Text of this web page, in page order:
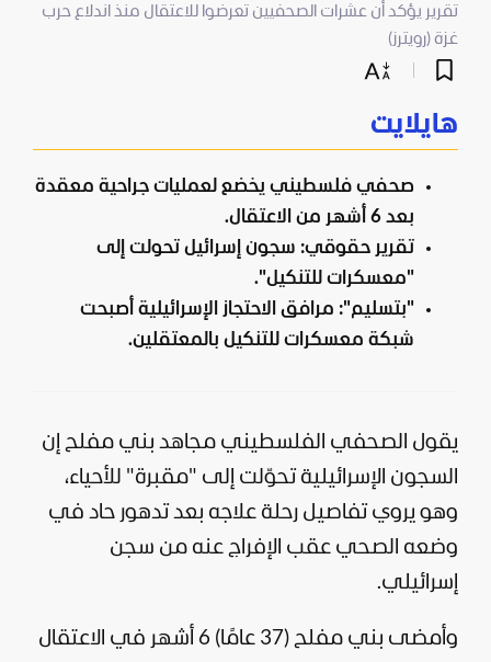
تقرير يؤكد أن عشرات الصحفيين تعرضوا للاعتقال منذ اندلاع حرب
غزة (رويترز)
هايلايت
صحفي فلسطيني يخضع لعمليات جراحية معقدة
بعد 6 أشهر من الاعتقال.
تقرير حقوقي: سجون إسرائيل تحولت إلى
"معسكرات للتنكيل".
"بتسليم": مرافق الاحتجاز الإسرائيلية أصبحت
شبكة معسكرات للتنكيل بالمعتقلين.
يقول الصحفي الفلسطيني مجاهد بني مفلح إن
السجون الإسرائيلية تحوّلت إلى "مقبرة" للأحياء،
وهو يروي تفاصيل رحلة علاجه بعد تدهور حاد في
وضعه الصحي عقب الإفراج عنه من سجن
إسرائيلي.
وأمضى بني مفلح (37 عامًا) 6 أشهر في الاعتقال